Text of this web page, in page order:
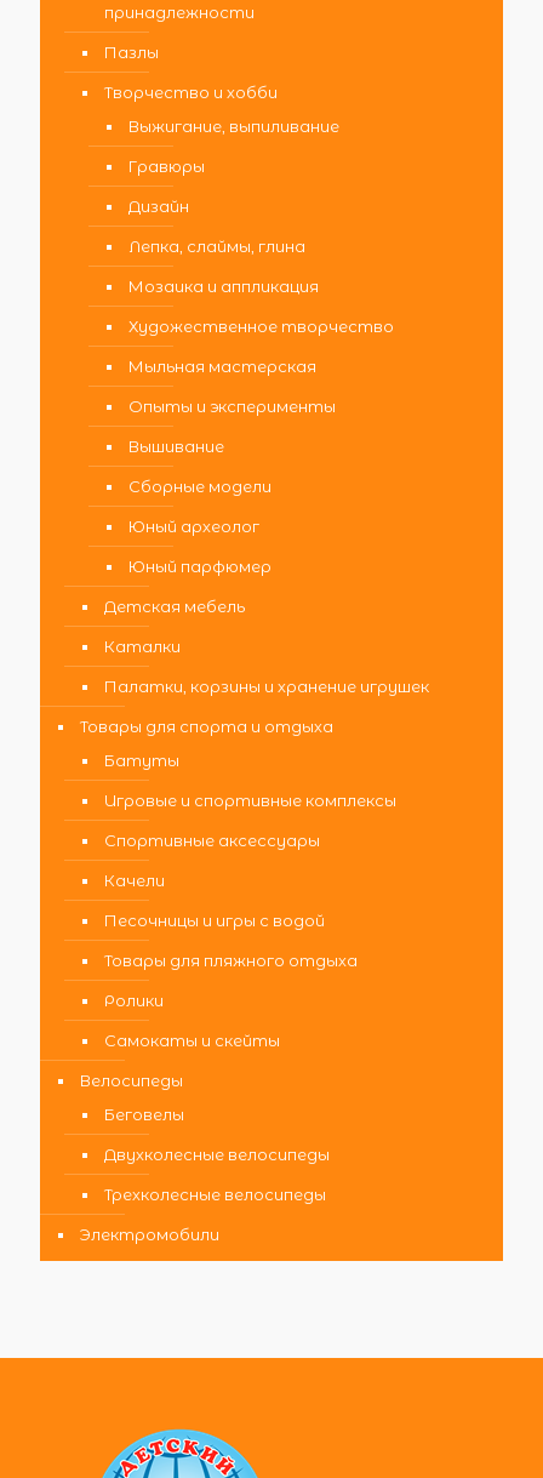
принадлежности
Пазлы
Творчество и хобби
Выжигание, выпиливание
Гравюры
Дизайн
Лепка, слаймы, глина
Мозаика и аппликация
Художественное творчество
Мыльная мастерская
Опыты и эксперименты
Вышивание
Сборные модели
Юный археолог
Юный парфюмер
Детская мебель
Каталки
Палатки, корзины и хранение игрушек
Товары для спорта и отдыха
Батуты
Игровые и спортивные комплексы
Спортивные аксессуары
Качели
Песочницы и игры с водой
Товары для пляжного отдыха
Ролики
Самокаты и скейты
Велосипеды
Беговелы
Двухколесные велосипеды
Трехколесные велосипеды
Электромобили